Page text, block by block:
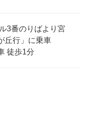
3番のりばより宮
丘行」に乗車
徒歩1分